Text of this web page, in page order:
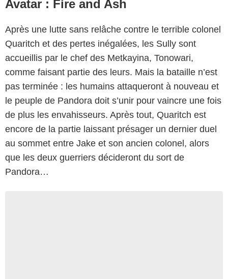
Avatar : Fire and Ash
Après une lutte sans relâche contre le terrible colonel
Quaritch et des pertes inégalées, les Sully sont
accueillis par le chef des Metkayina, Tonowari,
comme faisant partie des leurs. Mais la bataille n’est
pas terminée : les humains attaqueront à nouveau et
le peuple de Pandora doit s’unir pour vaincre une fois
de plus les envahisseurs. Après tout, Quaritch est
encore de la partie laissant présager un dernier duel
au sommet entre Jake et son ancien colonel, alors
que les deux guerriers décideront du sort de
Pandora…